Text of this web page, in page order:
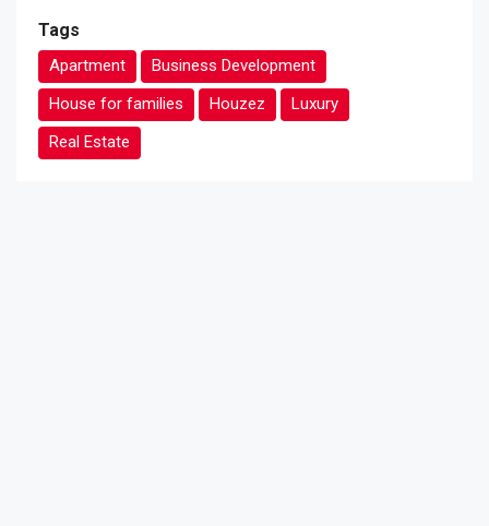
Tags
Apartment
Business Development
House for families
Houzez
Luxury
Real Estate